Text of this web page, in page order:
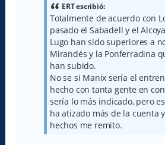
ERT escribió:
Totalmente de acuerdo con
pasado el Sabadell y el
Lugo han sido superiores a
Mirandés y la Ponferradina
han subido.
No se si Manix sería el
hecho con tanta gente en
sería lo más indicado, pero
ha atizado más de la cuenta
hechos me remito.